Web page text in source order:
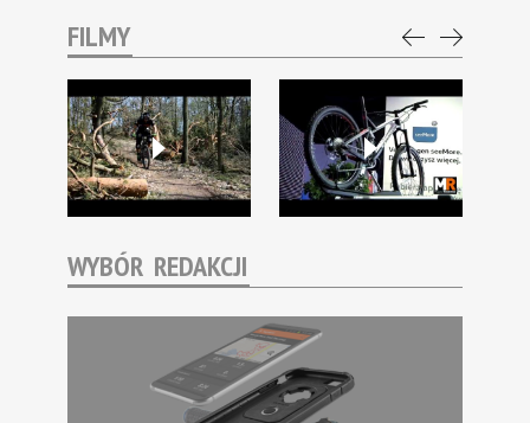
FILMY
WYBÓR REDAKCJI